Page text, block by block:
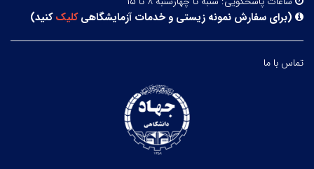
(برای سفارش نمونه زیستی و خدمات آزمایشگاهیکلیککنید)
تماس با ما